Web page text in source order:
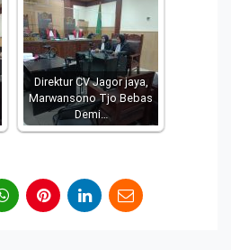
Direktur CV Jagor jaya,
Marwansono Tjo Bebas
Demi…